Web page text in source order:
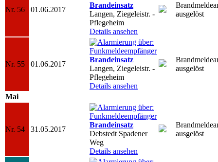
Nr. 56 01.06.2017
Brandeinsatz
Langen, Ziegeleistr. -
Pflegeheim
Details ansehen
ausgelöst
Nr. 55 01.06.2017
Brandeinsatz
Langen, Ziegeleistr. -
Pflegeheim
Details ansehen
ausgelöst
Mai
Nr. 54 31.05.2017
Brandeinsatz
Debstedt Spadener
Weg
Details ansehen
ausgelöst